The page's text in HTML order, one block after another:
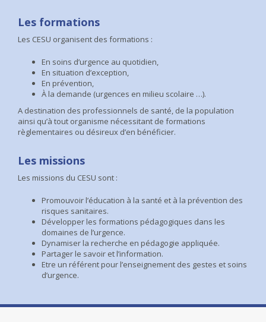
Les formations
Les CESU organisent des formations :
En soins d’urgence au quotidien,
En situation d’exception,
En prévention,
À la demande (urgences en milieu scolaire …).
A destination des professionnels de santé, de la population
ainsi qu’à tout organisme nécessitant de formations
règlementaires ou désireux d’en bénéficier.
Les missions
Les missions du CESU sont :
Promouvoir l’éducation à la santé et à la prévention des
risques sanitaires.
Développer les formations pédagogiques dans les
domaines de l’urgence.
Dynamiser la recherche en pédagogie appliquée.
Partager le savoir et l’information.
Etre un référent pour l’enseignement des gestes et soins
d’urgence.